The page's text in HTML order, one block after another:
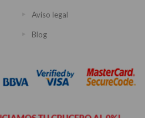
Aviso legal
Blog